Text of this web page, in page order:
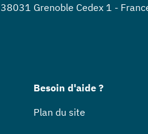
38031 Grenoble Cedex 1 -
Besoin d'aide ?
Plan du site